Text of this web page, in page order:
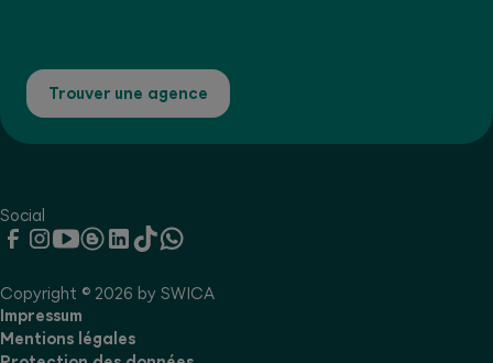
Trouver une agence
Social
Copyright © 2026 by SWICA
Impressum
Mentions légales